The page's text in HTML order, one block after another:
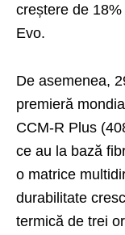
creștere de
Evo.
De asemenea,
premieră
CCM-R Plus
ce au la bază
o matrice
durabilitate
termică de trei